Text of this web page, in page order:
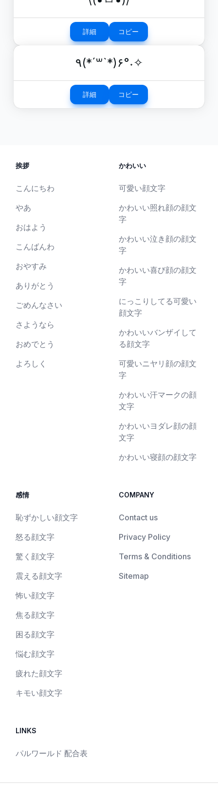
詳細 コピー
٩(*´꒳`*)۶°˖✧
詳細 コピー
挨拶
こんにちわ
やあ
おはよう
こんばんわ
おやすみ
ありがとう
ごめんなさい
さようなら
おめでとう
よろしく
かわいい
可愛い顔文字
かわいい照れ顔の顔文
字
かわいい泣き顔の顔文
字
かわいい喜び顔の顔文
字
にっこりしてる可愛い
顔文字
かわいいバンザイして
る顔文字
可愛いニヤリ顔の顔文
字
かわいい汗マークの顔
文字
かわいいヨダレ顔の顔
文字
かわいい寝顔の顔文字
感情
恥ずかしい顔文字
怒る顔文字
驚く顔文字
震える顔文字
怖い顔文字
焦る顔文字
困る顔文字
悩む顔文字
疲れた顔文字
キモい顔文字
COMPANY
Contact us
Privacy Policy
Terms & Conditions
Sitemap
LINKS
パルワールド 配合表